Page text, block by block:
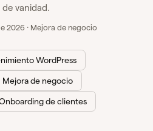
vanidad.
2026 · Mejora de negocio
WordPress
Mejora de negocio
de clientes